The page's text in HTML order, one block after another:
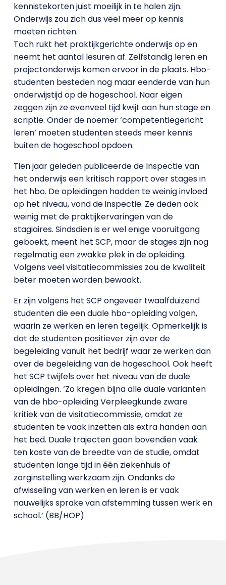
kennistekorten juist moeilijk in te halen zijn.
Onderwijs zou zich dus veel meer op kennis
moeten richten.
Toch rukt het praktijkgerichte onderwijs op en
neemt het aantal lesuren af. Zelfstandig leren en
projectonderwijs komen ervoor in de plaats. Hbo-
studenten besteden nog maar eenderde van hun
onderwijstijd op de hogeschool. Naar eigen
zeggen zijn ze evenveel tijd kwijt aan hun stage en
scriptie. Onder de noemer ‘competentiegericht
leren’ moeten studenten steeds meer kennis
buiten de hogeschool opdoen.
Tien jaar geleden publiceerde de Inspectie van
het onderwijs een kritisch rapport over stages in
het hbo. De opleidingen hadden te weinig invloed
op het niveau, vond de inspectie. Ze deden ook
weinig met de praktijkervaringen van de
stagiaires. Sindsdien is er wel enige vooruitgang
geboekt, meent het SCP, maar de stages zijn nog
regelmatig een zwakke plek in de opleiding.
Volgens veel visitatiecommissies zou de kwaliteit
beter moeten worden bewaakt.
Er zijn volgens het SCP ongeveer twaalfduizend
studenten die een duale hbo-opleiding volgen,
waarin ze werken en leren tegelijk. Opmerkelijk is
dat de studenten positiever zijn over de
begeleiding vanuit het bedrijf waar ze werken dan
over de begeleiding van de hogeschool. Ook heeft
het SCP twijfels over het niveau van de duale
opleidingen. ‘Zo kregen bijna alle duale varianten
van de hbo-opleiding Verpleegkunde zware
kritiek van de visitatiecommissie, omdat ze
studenten te vaak inzetten als extra handen aan
het bed. Duale trajecten gaan bovendien vaak
ten koste van de breedte van de studie, omdat
studenten lange tijd in één ziekenhuis of
zorginstelling werkzaam zijn. Ondanks de
afwisseling van werken en leren is er vaak
nauwelijks sprake van afstemming tussen werk en
school.’ (BB/HOP)